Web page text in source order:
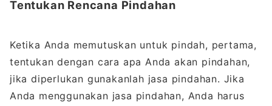
Tentukan Rencana Pindahan
Ketika Anda memutuskan untuk pindah, pertama,
tentukan dengan cara apa Anda akan pindahan,
jika diperlukan gunakanlah jasa pindahan. Jika
Anda menggunakan jasa pindahan, Anda harus